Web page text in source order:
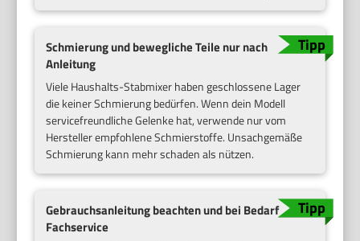
Schmierung und bewegliche Teile nur nach
Anleitung
Viele Haushalts-Stabmixer haben geschlossene Lager
die keiner Schmierung bedürfen. Wenn dein Modell
servicefreundliche Gelenke hat, verwende nur vom
Hersteller empfohlene Schmierstoffe. Unsachgemäße
Schmierung kann mehr schaden als nützen.
Gebrauchsanleitung beachten und bei Bedarf
Fachservice